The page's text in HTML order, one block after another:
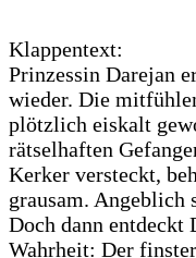
Klappentext:
Prinzessin Darejan
wieder. Die
plötzlich eiskalt
rätselhaften
Kerker versteckt,
grausam. Angeblich
Doch dann entdeckt
Wahrheit: Der